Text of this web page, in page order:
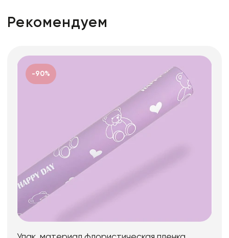
Рекомендуем
-90%